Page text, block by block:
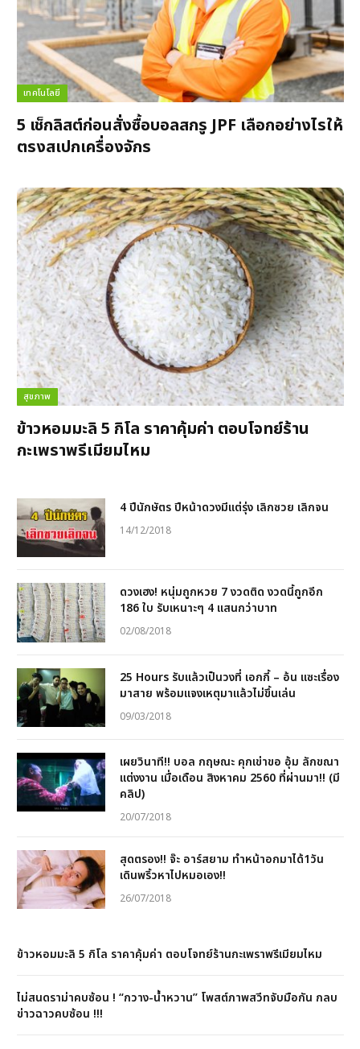
เทคโนโลยี
5 เช็กลิสต์ก่อนสั่งซื้อบอลสกรู JPF เลือกอย่างไรให้
ตรงสเปกเครื่องจักร
สุขภาพ
ข้าวหอมมะลิ 5 กิโล ราคาคุ้มค่า ตอบโจทย์ร้าน
กะเพราพรีเมียมไหม
4 ปีนักษัตร ปีหน้าดวงมีแต่รุ่ง เลิกซวย เลิกจน
14/12/2018
ดวงเฮง! หนุ่มถูกหวย 7 งวดติด งวดนี้ถูกอีก
186 ใบ รับเหนาะๆ 4 แสนกว่าบาท
02/08/2018
25 Hours รับแล้วเป็นวงที่ เอกกี้ – อ้น แซะเรื่อง
มาสาย พร้อมแจงเหตุมาแล้วไม่ขึ้นเล่น
09/03/2018
เผยวินาที!! บอล กฤษณะ คุกเข่าขอ อุ้ม ลักขณา
แต่งงาน เมื่อเดือน สิงหาคม 2560 ที่ผ่านมา!! (มี
คลิป)
20/07/2018
สุดตรอง!! จ๊ะ อาร์สยาม ทำหน้าอกมาได้1วัน
เดินพริ้วหาไปหมอเอง!!
26/07/2018
ข้าวหอมมะลิ 5 กิโล ราคาคุ้มค่า ตอบโจทย์ร้านกะเพราพรีเมียมไหม
ไม่สนดราม่าคบซ้อน ! “กวาง-น้ำหวาน” โพสต์ภาพสวีทจับมือกัน กลบ
ข่าวฉาวคบซ้อน !!!